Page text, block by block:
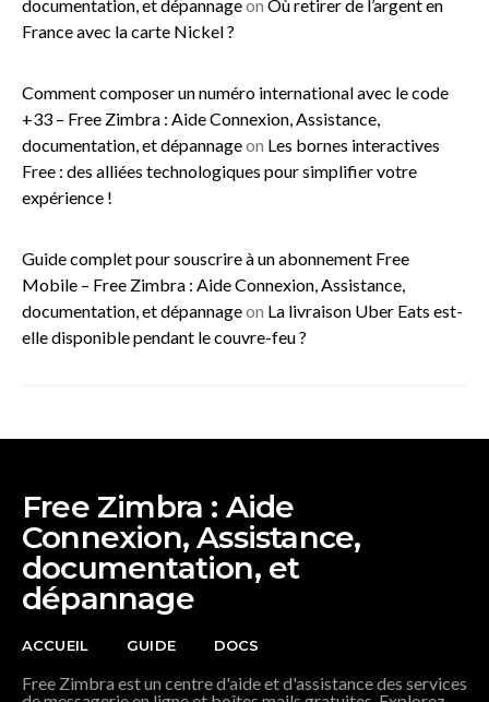
documentation, et dépannageon Où retirer de l’argent en
France avec la carte Nickel ?
Comment composer un numéro international avec le code
+33 – Free Zimbra : Aide Connexion, Assistance,
documentation, et dépannageon Les bornes interactives
Free : des alliées technologiques pour simplifier votre
expérience !
Guide complet pour souscrire à un abonnement Free
Mobile – Free Zimbra : Aide Connexion, Assistance,
documentation, et dépannageon La livraison Uber Eats est-
elle disponible pendant le couvre-feu ?
Free Zimbra : Aide
Connexion, Assistance,
documentation, et
dépannage
ACCUEIL GUIDE DOCS
Free Zimbra est un centre d'aide et d'assistance des services